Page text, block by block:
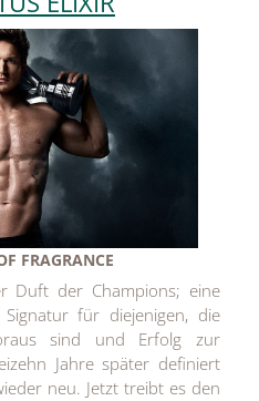
FRAGRANCE
Duft der Champions; eine
Signatur für diejenigen, die
sind und Erfolg zur
Jahre später definiert
neu. Jetzt treibt es den